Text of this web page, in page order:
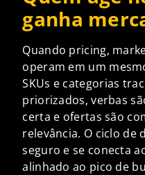
ganha
Quando pricing,
operam em um
SKUs e categorias
priorizados, verbas
certa e ofertas são
relevância. O ciclo de
seguro e se conecta
alinhado ao pico de